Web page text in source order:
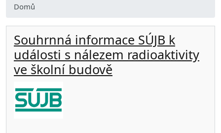
Domů
Souhrnná informace SÚJB k
události s nálezem radioaktivity
ve školní budově